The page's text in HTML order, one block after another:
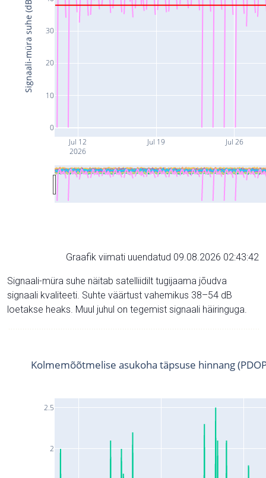
Jul 12
2026
Jul 19 Jul 26
0
10
20
30
Signaali-müra suhe (dB)
Graafik viimati uuendatud 09.08.2026 02:43:42
Signaali-müra suhe näitab satelliidilt tugijaama jõudva
signaali kvaliteeti. Suhte väärtust vahemikus 38–54 dB
loetakse heaks. Muul juhul on tegemist signaali häiringuga.
2
2.5
Kolmemõõtmelise asukoha täpsuse hinnang